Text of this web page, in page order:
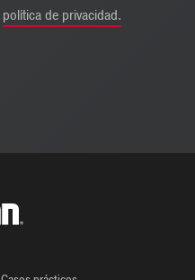
política de privacidad.